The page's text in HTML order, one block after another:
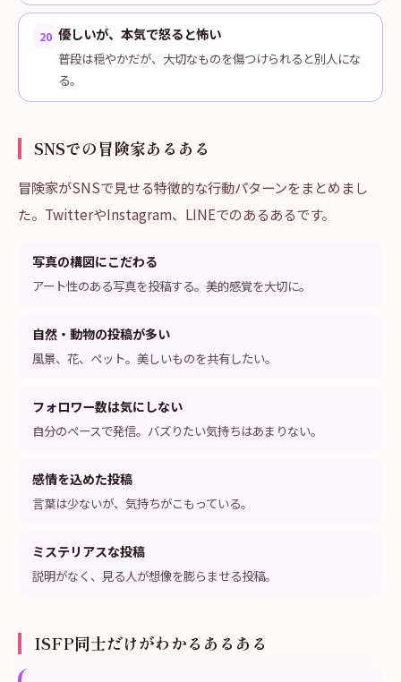
20 優しいが、本気で怒ると怖い
普段は穏やかだが、大切なものを傷つけられると別人にな
る。
SNSでの冒険家あるある
冒険家がSNSで見せる特徴的な行動パターンをまとめまし
た。TwitterやInstagram、LINEでのあるあるです。
写真の構図にこだわる
アート性のある写真を投稿する。美的感覚を大切に。
自然・動物の投稿が多い
風景、花、ペット。美しいものを共有したい。
フォロワー数は気にしない
自分のペースで発信。バズりたい気持ちはあまりない。
感情を込めた投稿
言葉は少ないが、気持ちがこもっている。
ミステリアスな投稿
説明がなく、見る人が想像を膨らませる投稿。
ISFP同士だけがわかるあるある